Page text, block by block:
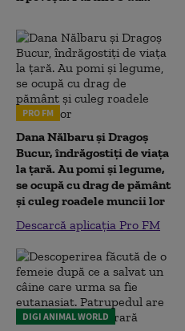
PRO FM
Dana Nălbaru și Dragoș
Bucur, îndrăgostiți de viața
la țară. Au pomi și legume,
se ocupă cu drag de pământ
și culeg roadele muncii lor
Descarcă aplicația Pro FM
DIGI ANIMAL WORLD